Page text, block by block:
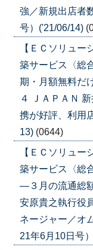
強／新規出店者
号）('21/06/14)
【ＥＣソリュー
築サービス〈総
期・月額無料だ
４ ＪＡＰＡＮ
携が好評、利用
13) (0644)
【ＥＣソリュー
築サービス〈総
―３月の流通総
安原貴之執行役
ネージャー／オ
21年6月10日号